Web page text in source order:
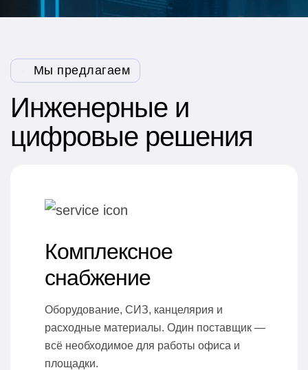
Мы предлагаем
Инженерные и
цифровые решения
Комплексное
снабжение
Оборудование, СИЗ, канцелярия и
расходные материалы. Один поставщик —
всё необходимое для работы офиса и
площадки.